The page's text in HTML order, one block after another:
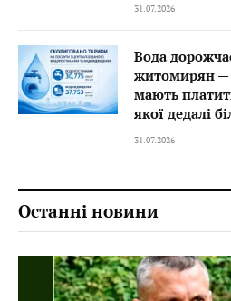
31.07.2026
Вода
житомирян —
мають
якої дедалі
31.07.2026
Останні новини